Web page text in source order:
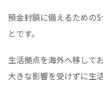
預金封鎖に備えるための
とです。
生活拠点を海外へ移して
大きな影響を受けずに生